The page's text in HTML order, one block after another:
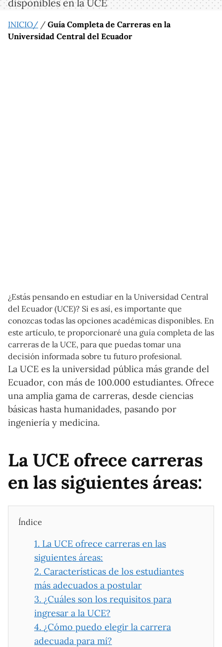
disponibles en la UCE
INICIO/ / Guía Completa de Carreras en la
Universidad Central del Ecuador
¿Estás pensando en estudiar en la Universidad Central
del Ecuador (UCE)? Si es así, es importante que
conozcas todas las opciones académicas disponibles. En
este artículo, te proporcionaré una guía completa de las
carreras de la UCE, para que puedas tomar una
decisión informada sobre tu futuro profesional.
La UCE es la universidad pública más grande del
Ecuador, con más de 100.000 estudiantes. Ofrece
una amplia gama de carreras, desde ciencias
básicas hasta humanidades, pasando por
ingeniería y medicina.
La UCE ofrece carreras
en las siguientes áreas:
Índice
1. La UCE ofrece carreras en las
siguientes áreas:
2. Características de los estudiantes
más adecuados a postular
3. ¿Cuáles son los requisitos para
ingresar a la UCE?
4. ¿Cómo puedo elegir la carrera
adecuada para mí?